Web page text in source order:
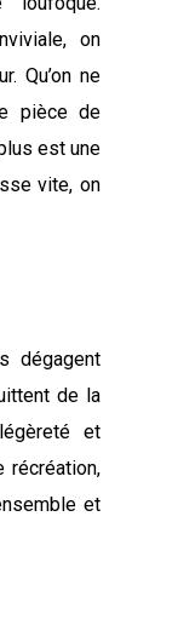
on
Qu’on ne
pièce de
est une
vite, on
dégagent
de la
et
récréation,
et